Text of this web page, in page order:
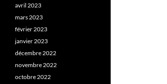
avril 2023
mars 2023
février 2023
janvier 2023
décembre 2022
novembre 2022
octobre 2022